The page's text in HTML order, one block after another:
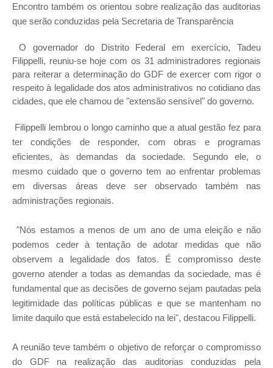
Encontro também os orientou sobre realização das auditorias
que serão conduzidas pela Secretaria de Transparência
O governador do Distrito Federal em exercício, Tadeu
Filippelli, reuniu-se hoje com os 31 administradores regionais
para reiterar a determinação do GDF de exercer com rigor o
respeito à legalidade dos atos administrativos no cotidiano das
cidades, que ele chamou de "extensão sensível" do governo.
Filippelli lembrou o longo caminho que a atual gestão fez para
ter condições de responder, com obras e programas
eficientes, às demandas da sociedade. Segundo ele, o
mesmo cuidado que o governo tem ao enfrentar problemas
em diversas áreas deve ser observado também nas
administrações regionais.
"Nós estamos a menos de um ano de uma eleição e não
podemos ceder à tentação de adotar medidas que não
observem a legalidade dos fatos. É compromisso deste
governo atender a todas as demandas da sociedade, mas é
fundamental que as decisões de governo sejam pautadas pela
legitimidade das políticas públicas e que se mantenham no
limite daquilo que está estabelecido na lei", destacou Filippelli.
A reunião teve também o objetivo de reforçar o compromisso
do GDF na realização das auditorias conduzidas pela